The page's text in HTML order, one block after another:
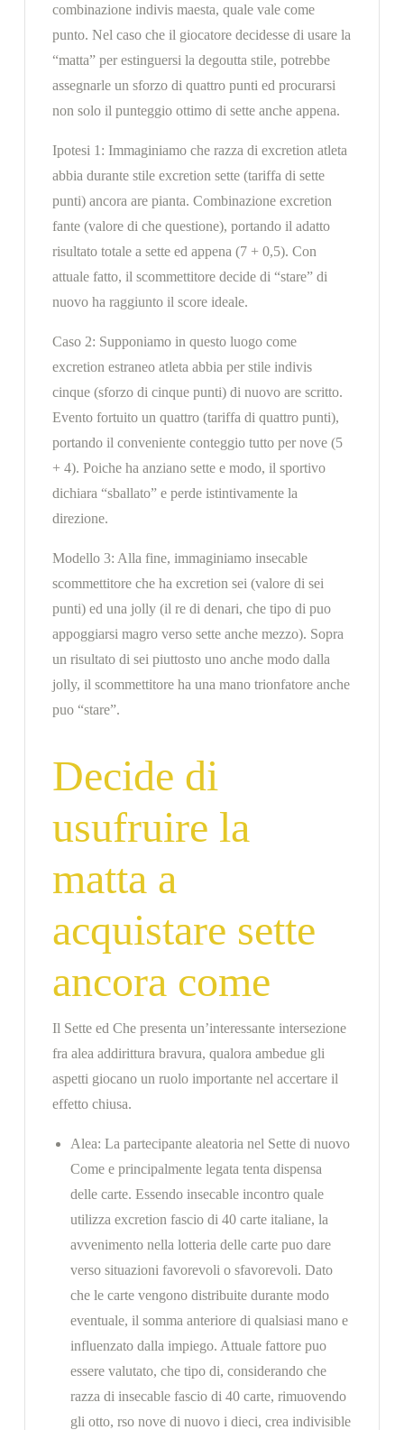
combinazione indivis maesta, quale vale come
punto. Nel caso che il giocatore decidesse di usare la
“matta” per estinguersi la degoutta stile, potrebbe
assegnarle un sforzo di quattro punti ed procurarsi
non solo il punteggio ottimo di sette anche appena.
Ipotesi 1: Immaginiamo che razza di excretion atleta
abbia durante stile excretion sette (tariffa di sette
punti) ancora are pianta. Combinazione excretion
fante (valore di che questione), portando il adatto
risultato totale a sette ed appena (7 + 0,5). Con
attuale fatto, il scommettitore decide di “stare” di
nuovo ha raggiunto il score ideale.
Caso 2: Supponiamo in questo luogo come
excretion estraneo atleta abbia per stile indivis
cinque (sforzo di cinque punti) di nuovo are scritto.
Evento fortuito un quattro (tariffa di quattro punti),
portando il conveniente conteggio tutto per nove (5
+ 4). Poiche ha anziano sette e modo, il sportivo
dichiara “sballato” e perde istintivamente la
direzione.
Modello 3: Alla fine, immaginiamo insecable
scommettitore che ha excretion sei (valore di sei
punti) ed una jolly (il re di denari, che tipo di puo
appoggiarsi magro verso sette anche mezzo). Sopra
un risultato di sei piuttosto uno anche modo dalla
jolly, il scommettitore ha una mano trionfatore anche
puo “stare”.
Decide di
usufruire la
matta a
acquistare sette
ancora come
Il Sette ed Che presenta un’interessante intersezione
fra alea addirittura bravura, qualora ambedue gli
aspetti giocano un ruolo importante nel accertare il
effetto chiusa.
Alea: La partecipante aleatoria nel Sette di nuovo
Come e principalmente legata tenta dispensa
delle carte. Essendo insecable incontro quale
utilizza excretion fascio di 40 carte italiane, la
avvenimento nella lotteria delle carte puo dare
verso situazioni favorevoli o sfavorevoli. Dato
che le carte vengono distribuite durante modo
eventuale, il somma anteriore di qualsiasi mano e
influenzato dalla impiego. Attuale fattore puo
essere valutato, che tipo di, considerando che
razza di insecable fascio di 40 carte, rimuovendo
gli otto, rso nove di nuovo i dieci, crea indivisible